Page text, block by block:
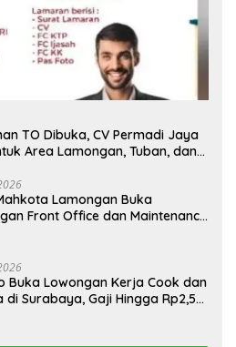
TO Dibuka, CV Permadi Jaya
Area Lamongan, Tuban, dan
Lamongan Buka
Front Office dan Maintenance
Buka Lowongan Kerja Cook dan
di Surabaya, Gaji Hingga Rp2,5